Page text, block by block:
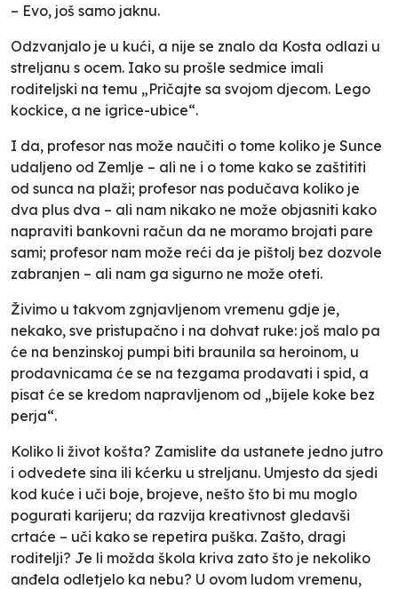
– Evo, još samo jaknu.
Odzvanjalo je u kući, a nije se znalo da Kosta odlazi u
streljanu s ocem. Iako su prošle sedmice imali
roditeljski na temu „Pričajte sa svojom djecom. Lego
kockice, a ne igrice-ubice“.
I da, profesor nas može naučiti o tome koliko je Sunce
udaljeno od Zemlje – ali ne i o tome kako se zaštititi
od sunca na plaži; profesor nas podučava koliko je
dva plus dva – ali nam nikako ne može objasniti kako
napraviti bankovni račun da ne moramo brojati pare
sami; profesor nam može reći da je pištolj bez dozvole
zabranjen – ali nam ga sigurno ne može oteti.
Živimo u takvom zgnjavljenom vremenu gdje je,
nekako, sve pristupačno i na dohvat ruke: još malo pa
će na benzinskoj pumpi biti braunila sa heroinom, u
prodavnicama će se na tezgama prodavati i spid, a
pisat će se kredom napravljenom od „bijele koke bez
perja“.
Koliko li život košta? Zamislite da ustanete jedno jutro
i odvedete sina ili kćerku u streljanu. Umjesto da sjedi
kod kuće i uči boje, brojeve, nešto što bi mu moglo
pogurati karijeru; da razvija kreativnost gledavši
crtaće – uči kako se repetira puška. Zašto, dragi
roditelji? Je li možda škola kriva zato što je nekoliko
anđela odletjelo ka nebu? U ovom ludom vremenu,